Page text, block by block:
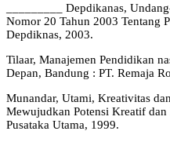
_________ Depdikanas,
Nomor 20 Tahun 2003 Tentang
Depdiknas, 2003.
Tilaar, Manajemen Pendidikan
Depan, Bandung : PT. Remaja
Munandar, Utami, Kreativitas
Mewujudkan Potensi Kreatif dan
Pusataka Utama, 1999.